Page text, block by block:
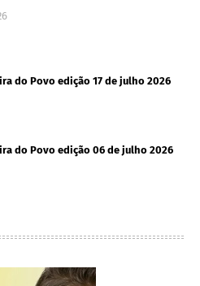
do Povo edição 17 de julho 2026
do Povo edição 06 de julho 2026